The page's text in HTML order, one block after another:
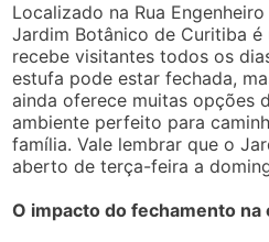
Localizado na Rua
Jardim Botânico de Curitiba é
recebe visitantes todos os
estufa pode estar fechada,
ainda oferece muitas opções
ambiente perfeito para
família. Vale lembrar que o
aberto de terça-feira a
O impacto do fechamento na